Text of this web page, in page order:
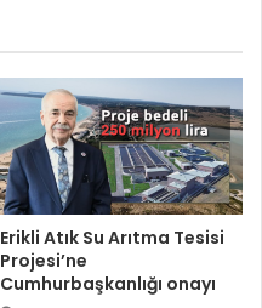
Erikli Atık Su Arıtma Tesisi
Projesi’ne
Cumhurbaşkanlığı onayı